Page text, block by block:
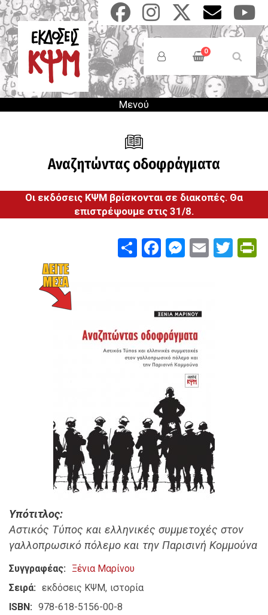
Παράκαμψη
προς
το
κυρίως
περιεχόμενο
Anonymous
Users
Menu
0
Μενού
Αναζητώντας οδοφράγματα
Οι εκδόσεις ΚΨΜ βρίσκονται σε διακοπές. Θα
επιστρέψουμε στις 31/8.
ShareFacebook
Email
Υπότιτλος
Αστικός Τύπος και ελληνικές συμμετοχές στον
γαλλοπρωσικό πόλεμο και την Παρισινή Κομμούνα
Συγγραφέας
Ξένια Μαρίνου
Σειρά
εκδόσεις ΚΨΜ ιστορία
ISBN
978-618-5156-00-8